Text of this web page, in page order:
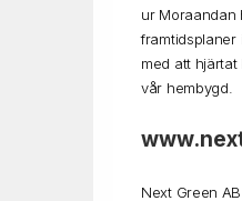
ur Moraandan
framtidsplaner
med att
vår hembygd.
Next Green AB